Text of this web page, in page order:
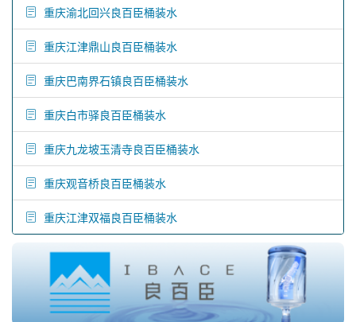
重庆渝北回兴良百臣桶装水
重庆江津鼎山良百臣桶装水
重庆巴南界石镇良百臣桶装水
重庆白市驿良百臣桶装水
重庆九龙坡玉清寺良百臣桶装水
重庆观音桥良百臣桶装水
重庆江津双福良百臣桶装水